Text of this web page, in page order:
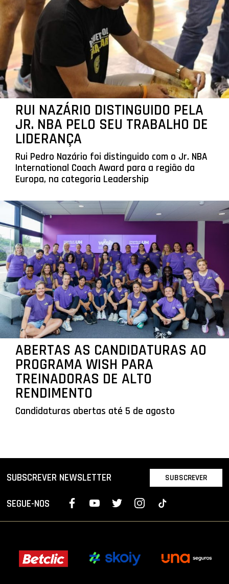
RUI NAZÁRIO DISTINGUIDO PELA
JR. NBA PELO SEU TRABALHO DE
LIDERANÇA
Rui Pedro Nazário foi distinguido com o Jr. NBA
International Coach Award para a região da
Europa, na categoria Leadership
ABERTAS AS CANDIDATURAS AO
PROGRAMA WISH PARA
TREINADORAS DE ALTO
RENDIMENTO
Candidaturas abertas até 5 de agosto
SUBSCREVER NEWSLETTER SUBSCREVER
SEGUE-NOS